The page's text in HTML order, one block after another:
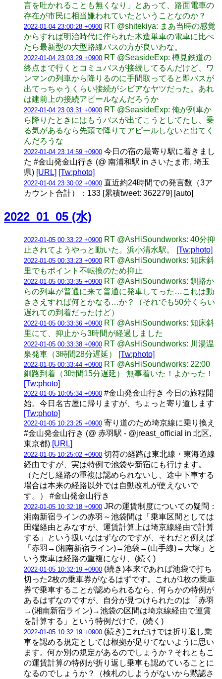
言を吐かれることも無くなり」とあって、路面電車の
存在が市民に相当嫌われていたということなのか？
2022-01-04 23:00:28 +0900 RT @shitekiya: まあ当時の感覚
からすれば明治時代に作られた木造単車の電車に比べ
たら最新型の大型路線バスの方が良いわな。
2022-01-04 23:03:29 +0900 RT @SeasideExp: 樽見鉄道の
終点まで行くとコミュバスが接続してるんだけど、ワ
ンマンの列車から降りるのに手間取ってると即バスが
出てっちゃうくらい接続がシビアなヤツだった。あれ
は建前上の接続アピールなんだろうか
2022-01-04 23:03:31 +0900 RT @SeasideExp: 俺が列車か
ら降りたときにはもうバスが出てこうとしてたし、乗
る気があるなら先頭で降りてアピールしないと出てく
んだろうな
2022-01-04 23:14:59 +0900 今日の宿の最寄り駅に着きまし
た #金山発金山行き (@ 南浦和駅 in さいたま市, 埼玉
県) [URL] [Tw:photo]
2022-01-04 23:30:02 +0900 直近約24時間での発言数（3ア
カウント合計）：133 [累積tweet: 362279] [auto]
2022_01_05 (水)
2022-01-05 00:33:22 +0900 RT @AsHiSoundworks: 40分抑
止されてようやっと動いた。浜小清水駅。
[Tw:photo]
2022-01-05 00:33:23 +0900 RT @AsHiSoundworks: 知床斜
里でもポイント不転換のため抑止
2022-01-05 00:33:35 +0900 RT @AsHiSoundworks: 釧路か
らの列車が普通に来て普通に発車してった…これは動
きさえすれば何とかなる…か？（それでも50分くらい
遅れての到着だったけど）
2022-01-05 00:33:36 +0900 RT @AsHiSoundworks: 知床斜
里にて、抑止から3時間が経過しました
2022-01-05 00:33:38 +0900 RT @AsHiSoundworks: 川湯温
泉発車（3時間28分遅延）
[Tw:photo]
2022-01-05 00:33:44 +0900 RT @AsHiSoundworks: 22:00
釧路到着（3時間15分遅延） 無事着いた！よかった！
[Tw:photo]
2022-01-05 10:05:34 +0900 #金山発金山行き 今日の旅程開
始。今日名古屋に帰りますが、ちょっと寄り道します
[Tw:photo]
2022-01-05 10:23:25 +0900 寄り道のため埼京線に乗り換え
#金山発金山行き (@ 赤羽駅 - @jreast_official in 北区,
東京都) [URL]
2022-01-05 10:25:02 +0900 切符の経路は東北線・東海道線
経由ですが、実は特例で池袋や新宿にも行けます。
（ただし経路の重複は認められないし、途中下車する
場合は本来の経路以外では自動改札が使えないで
す。） #金山発金山行き
2022-01-05 10:32:18 +0900 JRの運賃制度についての疑問：
湘南新宿ラインの赤羽～池袋間は「乗車区間としては
田端経由とみなすが、運賃計算上は埼京線経由で計算
する」という扱いなはずなのですが、それだと例えば
「赤羽→(湘南新宿ライン)→池袋→(山手線)→大塚」と
いう乗車は経路の重複になり、(続く)
2022-01-05 10:32:19 +0900 (続き)本来であれば池袋で打ち
切った2枚の乗車券がなるはずです。これが1枚の乗車
券で乗車することが認められるなら、何らかの特例が
あるはずなのですが、自分が見つけられたのは「赤羽
→(湘南新宿ライン)→池袋の区間は埼京線経由で運賃
を計算する」という特例だけで、(続く)
2022-01-05 10:32:19 +0900 (続き)これだけでは折り返し乗
車を認める規定としては根拠が足りてないように思い
ます。何か別の規定があるのでしょうか？それともこ
の運賃計算の特例が折り返し乗車も認めていることに
なるのでしょうか？（検札のしようがないから黙認さ